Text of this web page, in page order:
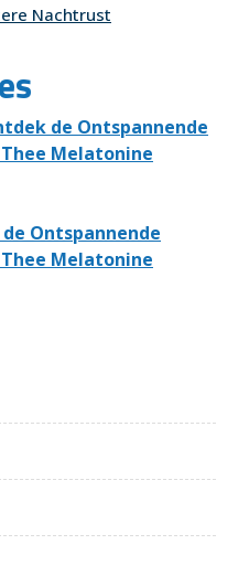
Nachtrust
de Ontspannende
Melatonine
Ontspannende
Melatonine